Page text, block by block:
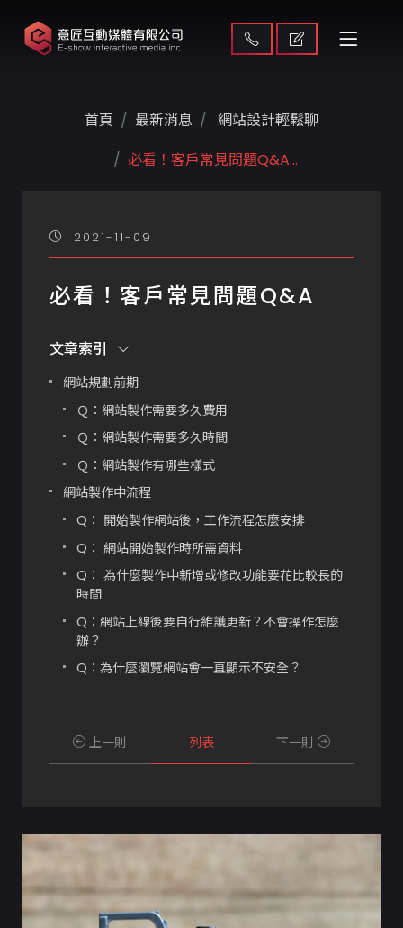
首頁 最新消息
網站設計輕鬆聊
必看！客戶常見問題Q&A...
2021-11-09
必看！客戶常見問題Q&A
文章索引
網站規劃前期
Ｑ：網站製作需要多久費用
Ｑ：網站製作需要多久時間
Ｑ：網站製作有哪些樣式
網站製作中流程
Q： 開始製作網站後，工作流程怎麼安排
Q： 網站開始製作時所需資料
Q： 為什麼製作中新增或修改功能要花比較長的
時間
Q：網站上線後要自行維護更新？不會操作怎麼
辦？
Q：為什麼瀏覽網站會一直顯示不安全？
網站製作後期流程
Q： 網站多久備份一次？會不會有駭客攻擊？
己公司的主機怎麼辦？
客戶最常見問題前三名
Q１：網站修改資料後，為何一樣顯示舊資料？
上一則 列表 下一則